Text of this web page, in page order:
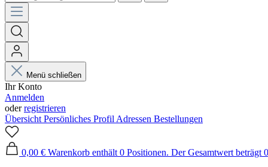
Menü schließen
Ihr Konto
Anmelden
oderregistrieren
Übersicht Persönliches Profil Adressen Bestellungen
0,00 € Warenkorb enthält 0 Positionen. Der Gesamtwert beträgt